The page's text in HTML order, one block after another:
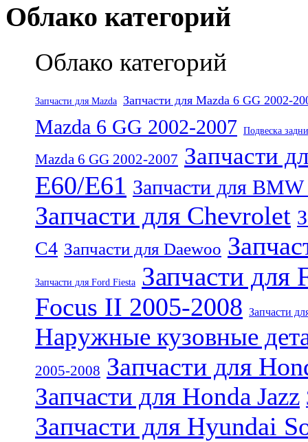
Облако категорий
Облако категорий
Запчасти для Mazda Запчасти для Mazda 6 GG 2002-
Mazda 6 GG 2002-2007 Подвеска
Mazda 6 GG 2002-2007 Запчасти
E60/E61 Запчасти для
Запчасти для Chevrolet
C4 Запчасти для Daewoo
Запчасти для Ford Fiesta Запчасти для
Focus II 2005-2008 Запчасти
Наружные кузовные
2005-2008 Запчасти для
Запчасти для Honda Jazz
Запчасти для Hyundai